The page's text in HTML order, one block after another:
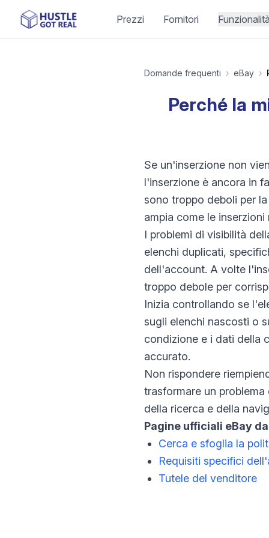
Prezzi Fornitori
Domande frequenti › eBay ›
Perché la
Se un'inserzione non
l'inserzione è ancora in
sono troppo deboli per
ampia come le inserzioni
I problemi di visibilità
elenchi duplicati,
dell'account. A volte
troppo debole per
Inizia controllando se
sugli elenchi nascosti o
condizione e i dati della
accurato.
Non rispondere
trasformare un
della ricerca e della
Pagine ufficiali eBay
Cerca e sfoglia la
Requisiti specifici
Tutele del venditore